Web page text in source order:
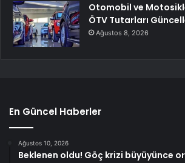
Otomobil ve
ÖTV Tutarları
Ağustos 8, 2026
En Güncel Haberler
Ağustos 10, 2026
Beklenen oldu! Göç krizi büyüyünce